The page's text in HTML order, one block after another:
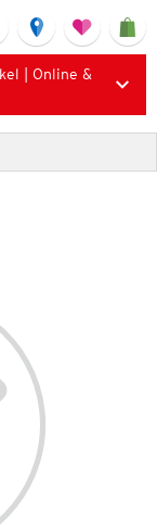
| Online &